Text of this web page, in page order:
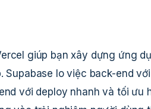
giúp bạn xây dựng ứng
Supabase lo việc back-end
với deploy nhanh và tối ưu